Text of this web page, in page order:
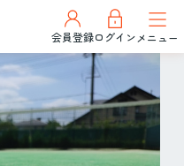
会員登録ログインメニュー